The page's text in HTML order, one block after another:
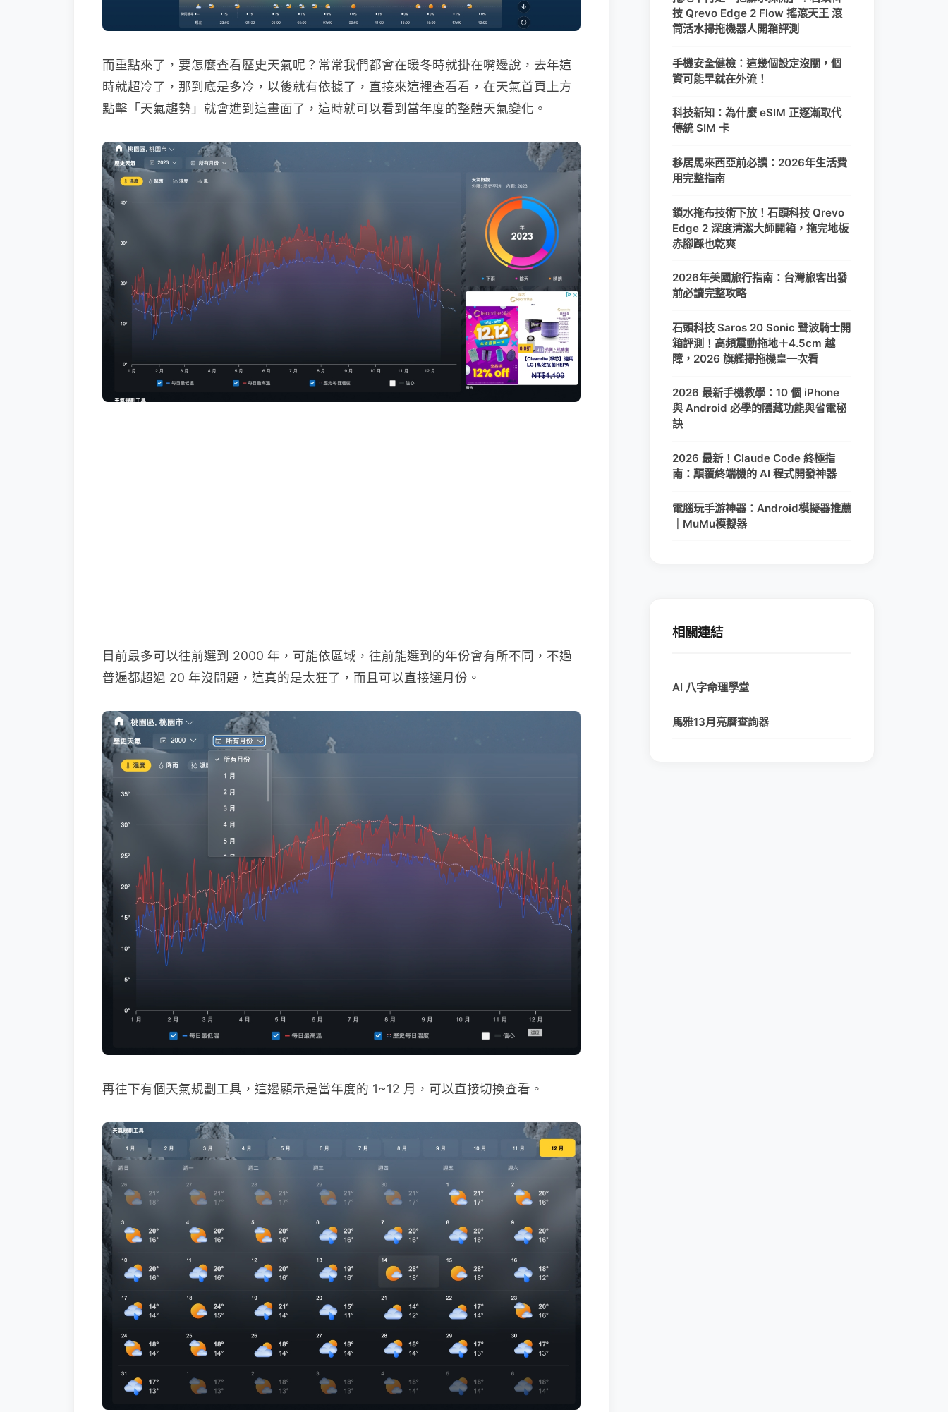
而重點來了，要怎麼查看歷史天氣呢？常常我們都會在暖冬時就掛在嘴邊說，去年這
時就超冷了，那到底是多冷，以後就有依據了，直接來這裡查看看，在天氣首頁上方
點擊「天氣趨勢」就會進到這畫面了，這時就可以看到當年度的整體天氣變化。
目前最多可以往前選到 2000 年，可能依區域，往前能選到的年份會有所不同，不過
普遍都超過 20 年沒問題，這真的是太狂了，而且可以直接選月份。
再往下有個天氣規劃工具，這邊顯示是當年度的 1~12 月，可以直接切換查看。
技 Qrevo Edge 2 Flow 搖滾天王 滾
筒活水掃拖機器人開箱評測
手機安全健檢：這幾個設定沒關，個
資可能早就在外流！
科技新知：為什麼 eSIM 正逐漸取代
傳統 SIM 卡
移居馬來西亞前必讀：2026年生活費
用完整指南
鎖水拖布技術下放！石頭科技 Qrevo
Edge 2 深度清潔大師開箱，拖完地板
赤腳踩也乾爽
2026年美國旅行指南：台灣旅客出發
前必讀完整攻略
石頭科技 Saros 20 Sonic 聲波騎士開
箱評測！高頻震動拖地＋4.5cm 越
障，2026 旗艦掃拖機皇一次看
2026 最新手機教學：10 個 iPhone
與 Android 必學的隱藏功能與省電秘
訣
2026 最新！Claude Code 終極指
南：顛覆終端機的 AI 程式開發神器
電腦玩手游神器：Android模擬器推薦
｜MuMu模擬器
相關連結
AI 八字命理學堂
馬雅13月亮曆查詢器